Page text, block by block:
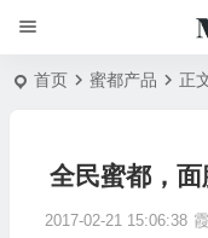
首页 蜜都产品 正
全民蜜都，
2017-02-21 15:06:38